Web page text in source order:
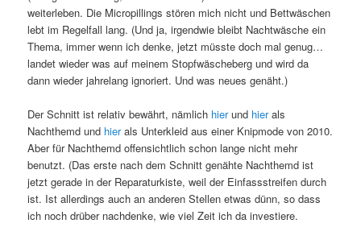
weiterleben. Die Micropillings stören mich nicht und Bettwäschen
lebt im Regelfall lang. (Und ja, irgendwie bleibt Nachtwäsche ein
Thema, immer wenn ich denke, jetzt müsste doch mal genug…
landet wieder was auf meinem Stopfwäscheberg und wird da
dann wieder jahrelang ignoriert. Und was neues genäht.)
Der Schnitt ist relativ bewährt, nämlich hierund hierals
Nachthemd und hierals Unterkleid aus einer Knipmode von 2010.
Aber für Nachthemd offensichtlich schon lange nicht mehr
benutzt. (Das erste nach dem Schnitt genähte Nachthemd ist
jetzt gerade in der Reparaturkiste, weil der Einfassstreifen durch
ist. Ist allerdings auch an anderen Stellen etwas dünn, so dass
ich noch drüber nachdenke, wie viel Zeit ich da investiere.